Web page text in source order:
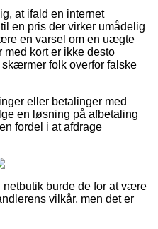
at ifald en internet
en pris der virker umådelig
en varsel om en uægte
kort er ikke desto
folk overfor falske
eller betalinger med
en løsning på afbetaling
fordel i at afdrage
netbutik burde de for at være
vilkår, men det er